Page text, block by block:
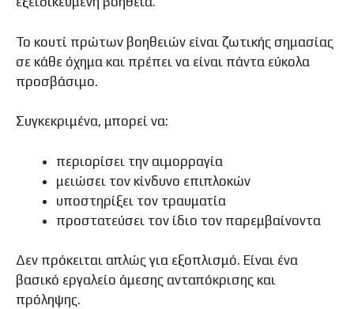
Το κουτί πρώτων βοηθειών είναι ζωτικής σημασίας
σε κάθε όχημα και πρέπει να είναι πάντα εύκολα
προσβάσιμο.
Συγκεκριμένα, μπορεί να:
περιορίσει την αιμορραγία
μειώσει τον κίνδυνο επιπλοκών
υποστηρίξει τον τραυματία
προστατεύσει τον ίδιο τον παρεμβαίνοντα
Δεν πρόκειται απλώς για εξοπλισμό. Είναι ένα
βασικό εργαλείο άμεσης ανταπόκρισης και
πρόληψης.